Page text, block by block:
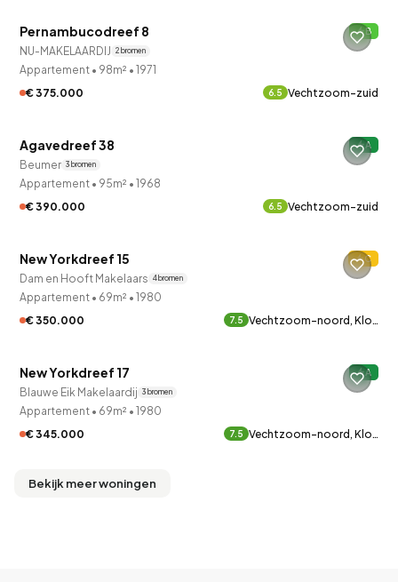
Verkocht onder voorbehoud
Pernambucodreef 8 B
NU-MAKELAARDIJ 2 bronnen
Appartement • 98m² • 1971
€ 375.000
6.5 Vechtzoom-zuid
QUICKLANE™
Agavedreef 38 A
Beumer 3 bronnen
Appartement • 95m² • 1968
€ 390.000
6.5 Vechtzoom-zuid
Verkocht onder voorbehoud
QUICKLANE™
New Yorkdreef 15 C
Dam en Hooft Makelaars 4 bronnen
Appartement • 69m² • 1980
€ 350.000
7.5 Vechtzoom-noord, Klo…
QUICKLANE™
New Yorkdreef 17 A
Blauwe Eik Makelaardij 3 bronnen
Appartement • 69m² • 1980
€ 345.000
7.5 Vechtzoom-noord, Klo…
Bekijk meer woningen